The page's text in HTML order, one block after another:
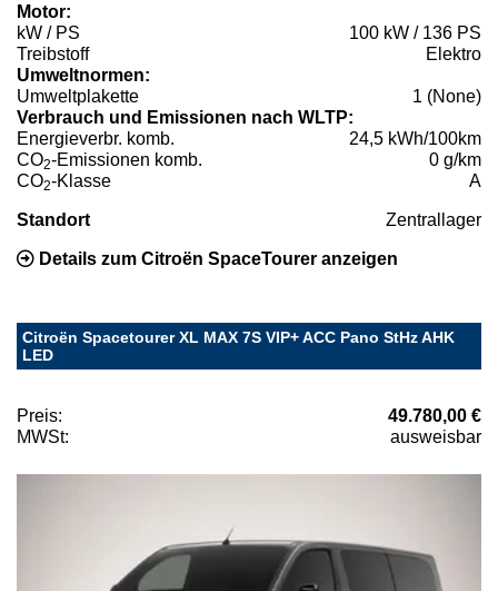
Motor:
kW / PS
100 kW / 136 PS
Treibstoff
Elektro
Umweltnormen:
Umweltplakette
1 (None)
Verbrauch und Emissionen nach WLTP:
Energieverbr. komb.
24,5 kWh/100km
CO2-Emissionen komb.
0 g/km
CO2-Klasse A
Standort Zentrallager
Details zum Citroën SpaceTourer anzeigen
Citroën Spacetourer XL MAX 7S VIP+ ACC Pano StHz AHK
LED
Preis:
49.780,00 €
MWSt:
ausweisbar